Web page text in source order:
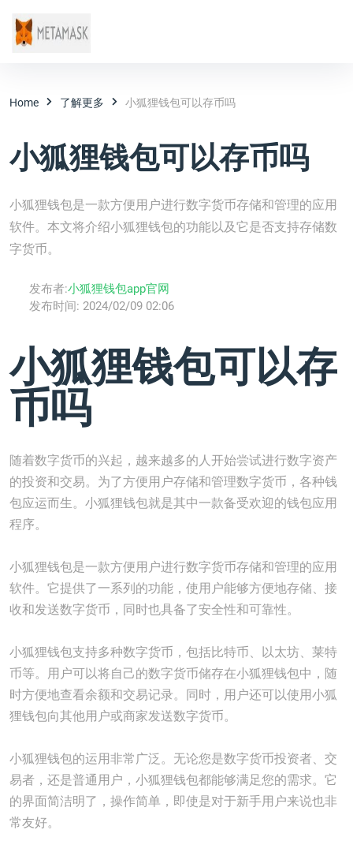
Home 了解更多 小狐狸钱包可以存币吗
小狐狸钱包可以存币吗
小狐狸钱包是一款方便用户进行数字货币存储和管理的应用
软件。本文将介绍小狐狸钱包的功能以及它是否支持存储数
字货币。
发布者:小狐狸钱包app官网
发布时间: 2024/02/09 02:06
小狐狸钱包可以存
币吗
随着数字货币的兴起，越来越多的人开始尝试进行数字资产
的投资和交易。为了方便用户存储和管理数字货币，各种钱
包应运而生。小狐狸钱包就是其中一款备受欢迎的钱包应用
程序。
小狐狸钱包是一款方便用户进行数字货币存储和管理的应用
软件。它提供了一系列的功能，使用户能够方便地存储、接
收和发送数字货币，同时也具备了安全性和可靠性。
小狐狸钱包支持多种数字货币，包括比特币、以太坊、莱特
币等。用户可以将自己的数字货币储存在小狐狸钱包中，随
时方便地查看余额和交易记录。同时，用户还可以使用小狐
狸钱包向其他用户或商家发送数字货币。
小狐狸钱包的运用非常广泛。无论您是数字货币投资者、交
易者，还是普通用户，小狐狸钱包都能够满足您的需求。它
的界面简洁明了，操作简单，即使是对于新手用户来说也非
常友好。